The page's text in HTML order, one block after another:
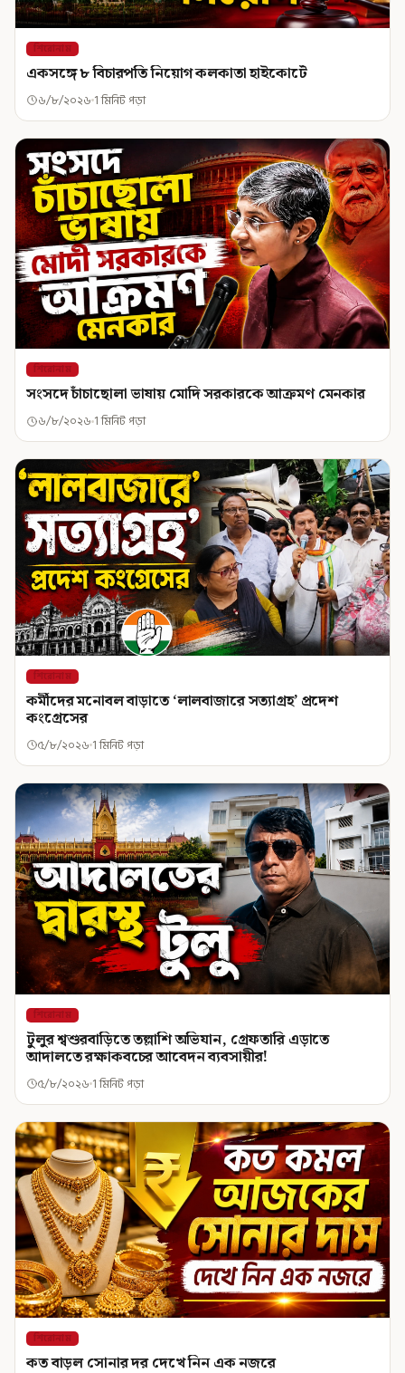
শিরোনাম
একসঙ্গে ৮ বিচারপতি নিয়োগ কলকাতা হাইকোর্টে
৬/৮/২০২৬ 1 মিনিট পড়া
শিরোনাম
সংসদে চাঁচাছোলা ভাষায় মোদি সরকারকে আক্রমণ মেনকার
৬/৮/২০২৬ 1 মিনিট পড়া
শিরোনাম
কর্মীদের মনোবল বাড়াতে ‘লালবাজারে সত্যাগ্রহ’ প্রদেশ
কংগ্রেসের
৫/৮/২০২৬ 1 মিনিট পড়া
শিরোনাম
টুলুর শ্বশুরবাড়িতে তল্লাশি অভিযান, গ্রেফতারি এড়াতে
আদালতে রক্ষাকবচের আবেদন ব্যবসায়ীর!
৫/৮/২০২৬ 1 মিনিট পড়া
শিরোনাম
কত বাড়ল সোনার দর দেখে নিন এক নজরে